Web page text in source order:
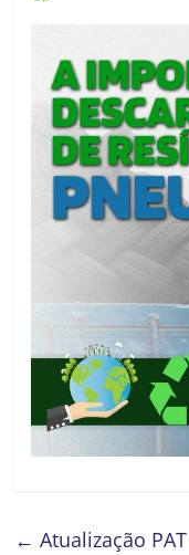
← Atualização PAT